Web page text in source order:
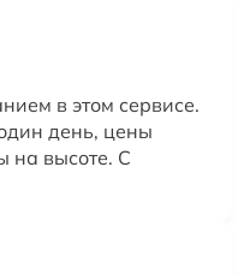
в этом сервисе.
день, цены
на высоте. С